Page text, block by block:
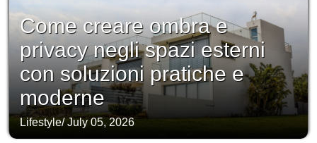
Come creare ombra e
privacy negli spazi esterni
con soluzioni pratiche e
moderne
Lifestyle/July 05, 2026